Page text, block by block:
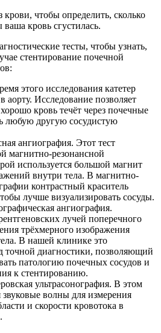
крови, чтобы определить, сколько
кровь сгустилась.
тесты, чтобы узнать,
стентирование почечной
этого исследования катетер
аорту. Исследование позволяет
кровь течёт через почечные
любую другую сосудистую
ангиография. Этот тест
магнитно-резонансной
используется большой магнит
внутри тела. В магнитно-
контрастный краситель
лучше визуализировать сосуды.
ангиография.
лучей поперечного
трёхмерного изображения
В нашей клинике это
точной диагностики, позволяющий
патологию почечных сосудов и
к стентированию.
ультрасонография. В этом
звуковые волны для измерения
и скорости кровотока в